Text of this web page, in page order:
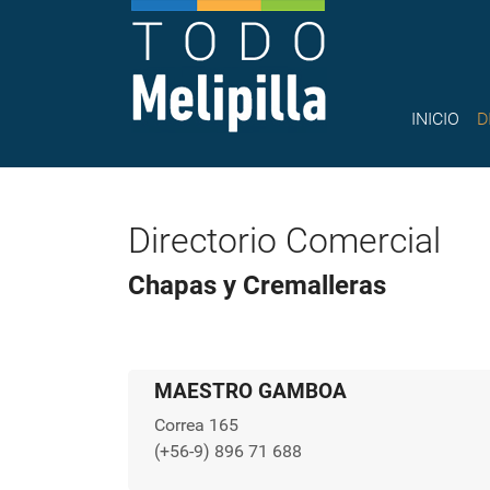
INICIO
Directorio Comercial
Chapas y Cremalleras
MAESTRO GAMBOA
Correa 165
(+56-9) 896 71 688